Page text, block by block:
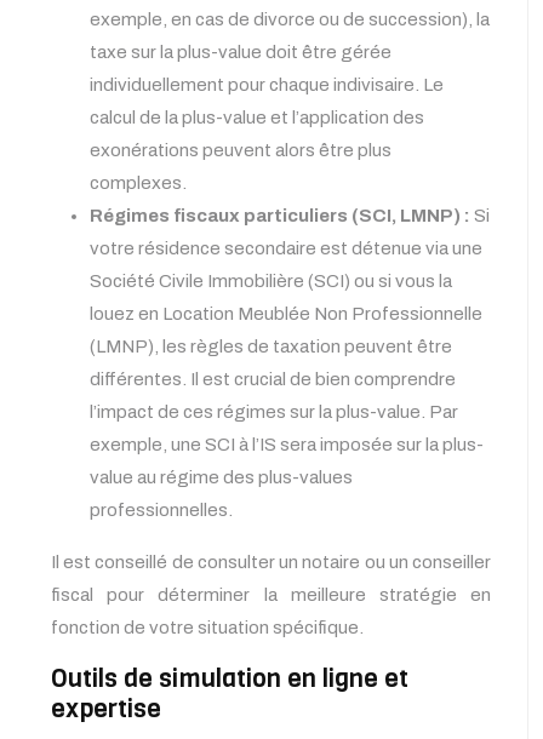
exemple, en cas de divorce ou de succession), la
taxe sur la plus-value doit être gérée
individuellement pour chaque indivisaire. Le
calcul de la plus-value et l’application des
exonérations peuvent alors être plus
complexes.
Régimes fiscaux particuliers (SCI, LMNP) : Si
votre résidence secondaire est détenue via une
Société Civile Immobilière (SCI) ou si vous la
louez en Location Meublée Non Professionnelle
(LMNP), les règles de taxation peuvent être
différentes. Il est crucial de bien comprendre
l’impact de ces régimes sur la plus-value. Par
exemple, une SCI à l’IS sera imposée sur la plus-
value au régime des plus-values
professionnelles.
Il est conseillé de consulter un notaire ou un conseiller
fiscal pour déterminer la meilleure stratégie en
fonction de votre situation spécifique.
Outils de simulation en ligne et
expertise